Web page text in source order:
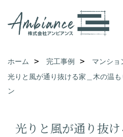
ホーム 完工事例 マンショ
光りと風が通り抜ける家＿木の温
ン
光りと風が通り抜